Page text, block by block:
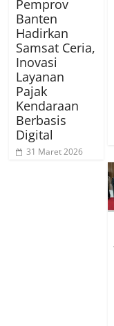
Pemprov
Banten
Hadirkan
Samsat Ceria,
Inovasi
Layanan
Pajak
Kendaraan
Berbasis
Digital
31 Maret 2026